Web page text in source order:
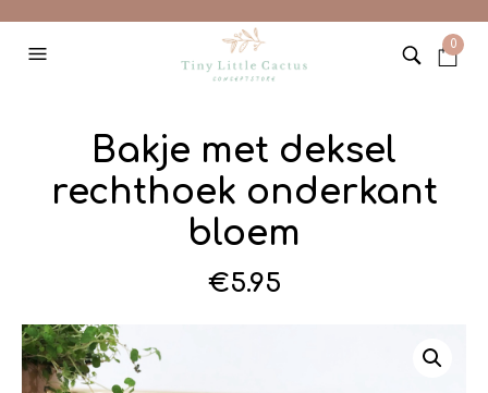
0
Bakje met deksel
rechthoek onderkant
bloem
€5.95